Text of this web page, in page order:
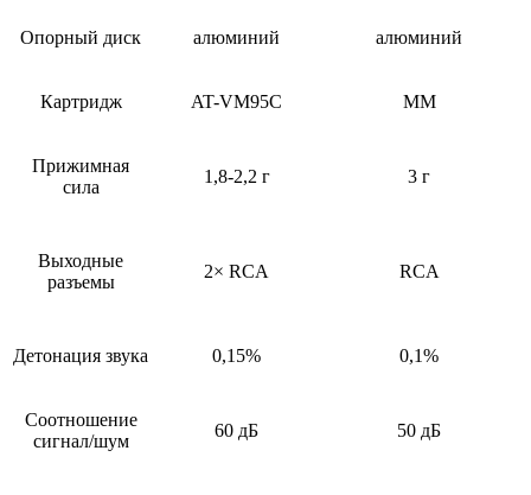
Опорный диск алюминий алюминий
Картридж AT-VM95C ММ
Прижимная
сила
1,8-2,2 г 3 г
Выходные
разъемы
2× RCA RCA
Детонация звука 0,15% 0,1%
Соотношение
сигнал/шум
60 дБ 50 дБ